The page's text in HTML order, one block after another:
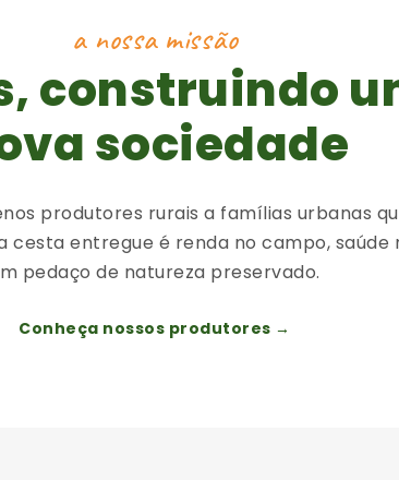
a nossa missão
construindo
sociedade
produtores rurais a famílias urbanas
cesta entregue é renda no campo, saúde
pedaço de natureza preservado.
Conheça nossos produtores →